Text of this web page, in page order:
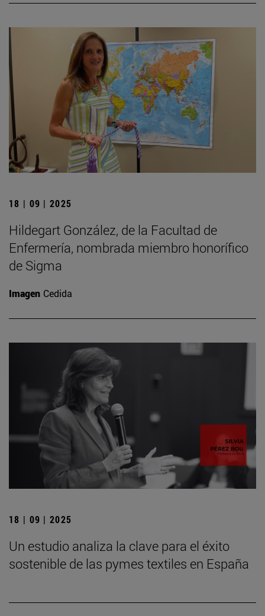
18 | 09 | 2025
Hildegart González, de la Facultad de
Enfermería, nombrada miembro honorífico
de Sigma
Imagen Cedida
18 | 09 | 2025
Un estudio analiza la clave para el éxito
sostenible de las pymes textiles en España